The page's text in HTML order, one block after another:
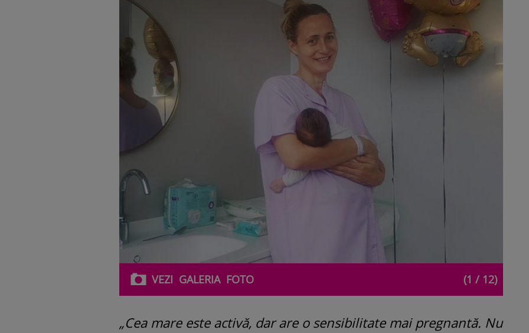
VEZI GALERIAFOTO (1 / 12)
„Cea mare este activă, dar are o sensibilitate mai pregnantă. Nu